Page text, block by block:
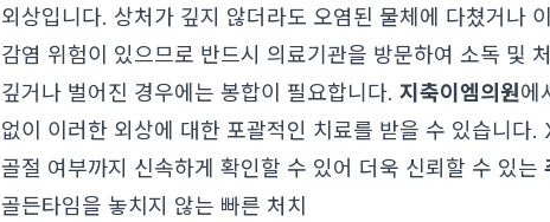
외상입니다. 상처가 깊지 않더라도 오염된 물체에 다쳤거나
감염 위험이 있으므로 반드시 의료기관을 방문하여 소독 및
깊거나 벌어진 경우에는 봉합이 필요합니다. 지축이엠의원에
없이 이러한 외상에 대한 포괄적인 치료를 받을 수 있습니다
골절 여부까지 신속하게 확인할 수 있어 더욱 신뢰할 수 있는
골든타임을 놓치지 않는 빠른 처치